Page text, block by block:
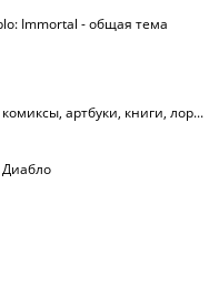
Immortal - общая тема
артбуки, книги, лор...